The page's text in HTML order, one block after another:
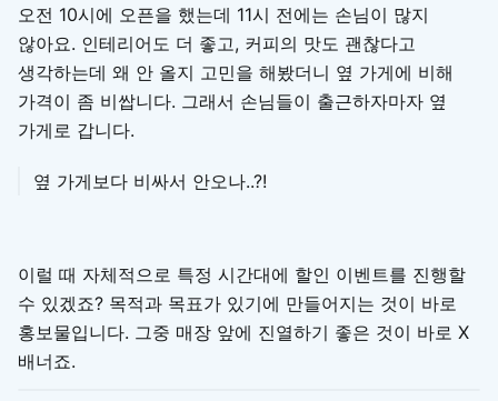
오전 10시에 오픈을 했는데 11시 전에는 손님이 많지
않아요. 인테리어도 더 좋고, 커피의 맛도 괜찮다고
생각하는데 왜 안 올지 고민을 해봤더니 옆 가게에 비해
가격이 좀 비쌉니다. 그래서 손님들이 출근하자마자 옆
가게로 갑니다.
옆 가게보다 비싸서 안오나..?!
이럴 때 자체적으로 특정 시간대에 할인 이벤트를 진행할
수 있겠죠? 목적과 목표가 있기에 만들어지는 것이 바로
홍보물입니다. 그중 매장 앞에 진열하기 좋은 것이 바로 X
배너죠.